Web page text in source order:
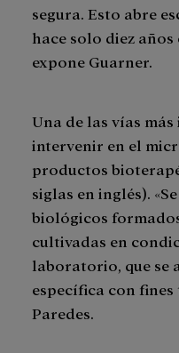
segura. Esto abre
hace solo diez años
expone Guarner.
Una de las vías
intervenir en el
productos
siglas en inglés).
biológicos
cultivadas en
laboratorio, que se
específica con
Paredes.